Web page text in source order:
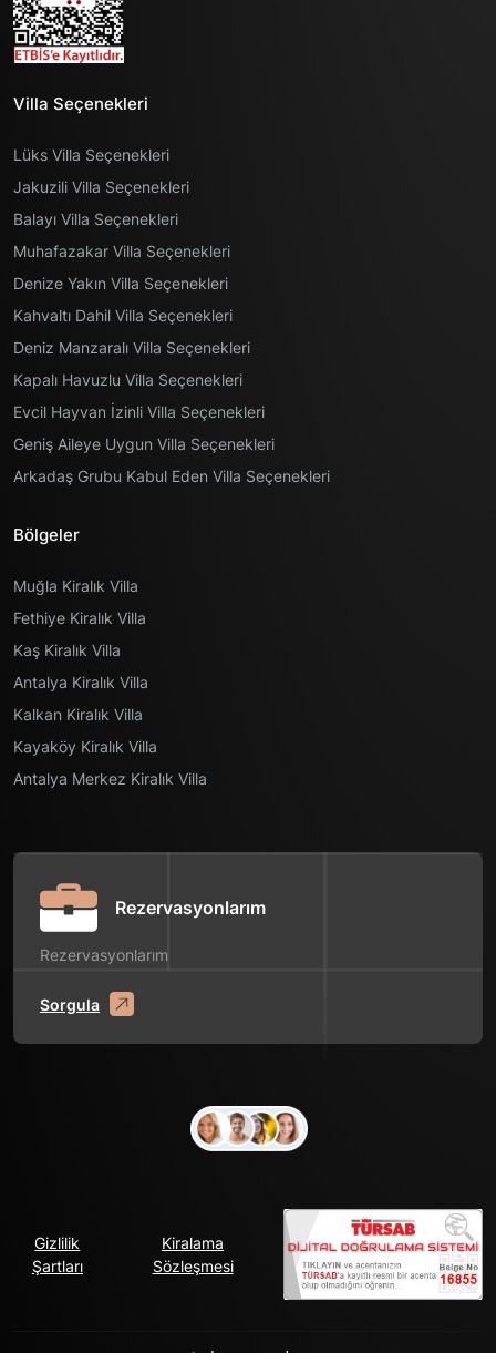
Villa Seçenekleri
Lüks Villa Seçenekleri
Jakuzili Villa Seçenekleri
Balayı Villa Seçenekleri
Muhafazakar Villa Seçenekleri
Denize Yakın Villa Seçenekleri
Kahvaltı Dahil Villa Seçenekleri
Deniz Manzaralı Villa Seçenekleri
Kapalı Havuzlu Villa Seçenekleri
Evcil Hayvan İzinli Villa Seçenekleri
Geniş Aileye Uygun Villa Seçenekleri
Arkadaş Grubu Kabul Eden Villa Seçenekleri
Bölgeler
Muğla Kiralık Villa
Fethiye Kiralık Villa
Kaş Kiralık Villa
Antalya Kiralık Villa
Kalkan Kiralık Villa
Kayaköy Kiralık Villa
Antalya Merkez Kiralık Villa
Rezervasyonlarım
Rezervasyonlarım
Sorgula
Gizlilik
Şartları
Kiralama
Sözleşmesi